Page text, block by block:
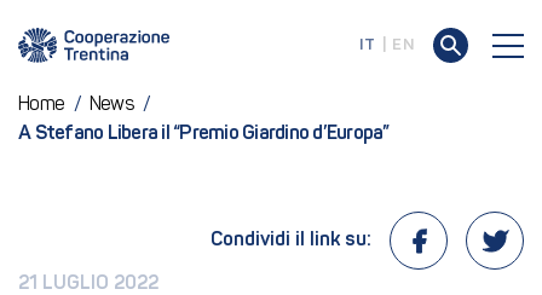
IT EN
Home / News /
A Stefano Libera il “Premio Giardino d’Europa”
21 LUGLIO 2022
Condividi il link su: